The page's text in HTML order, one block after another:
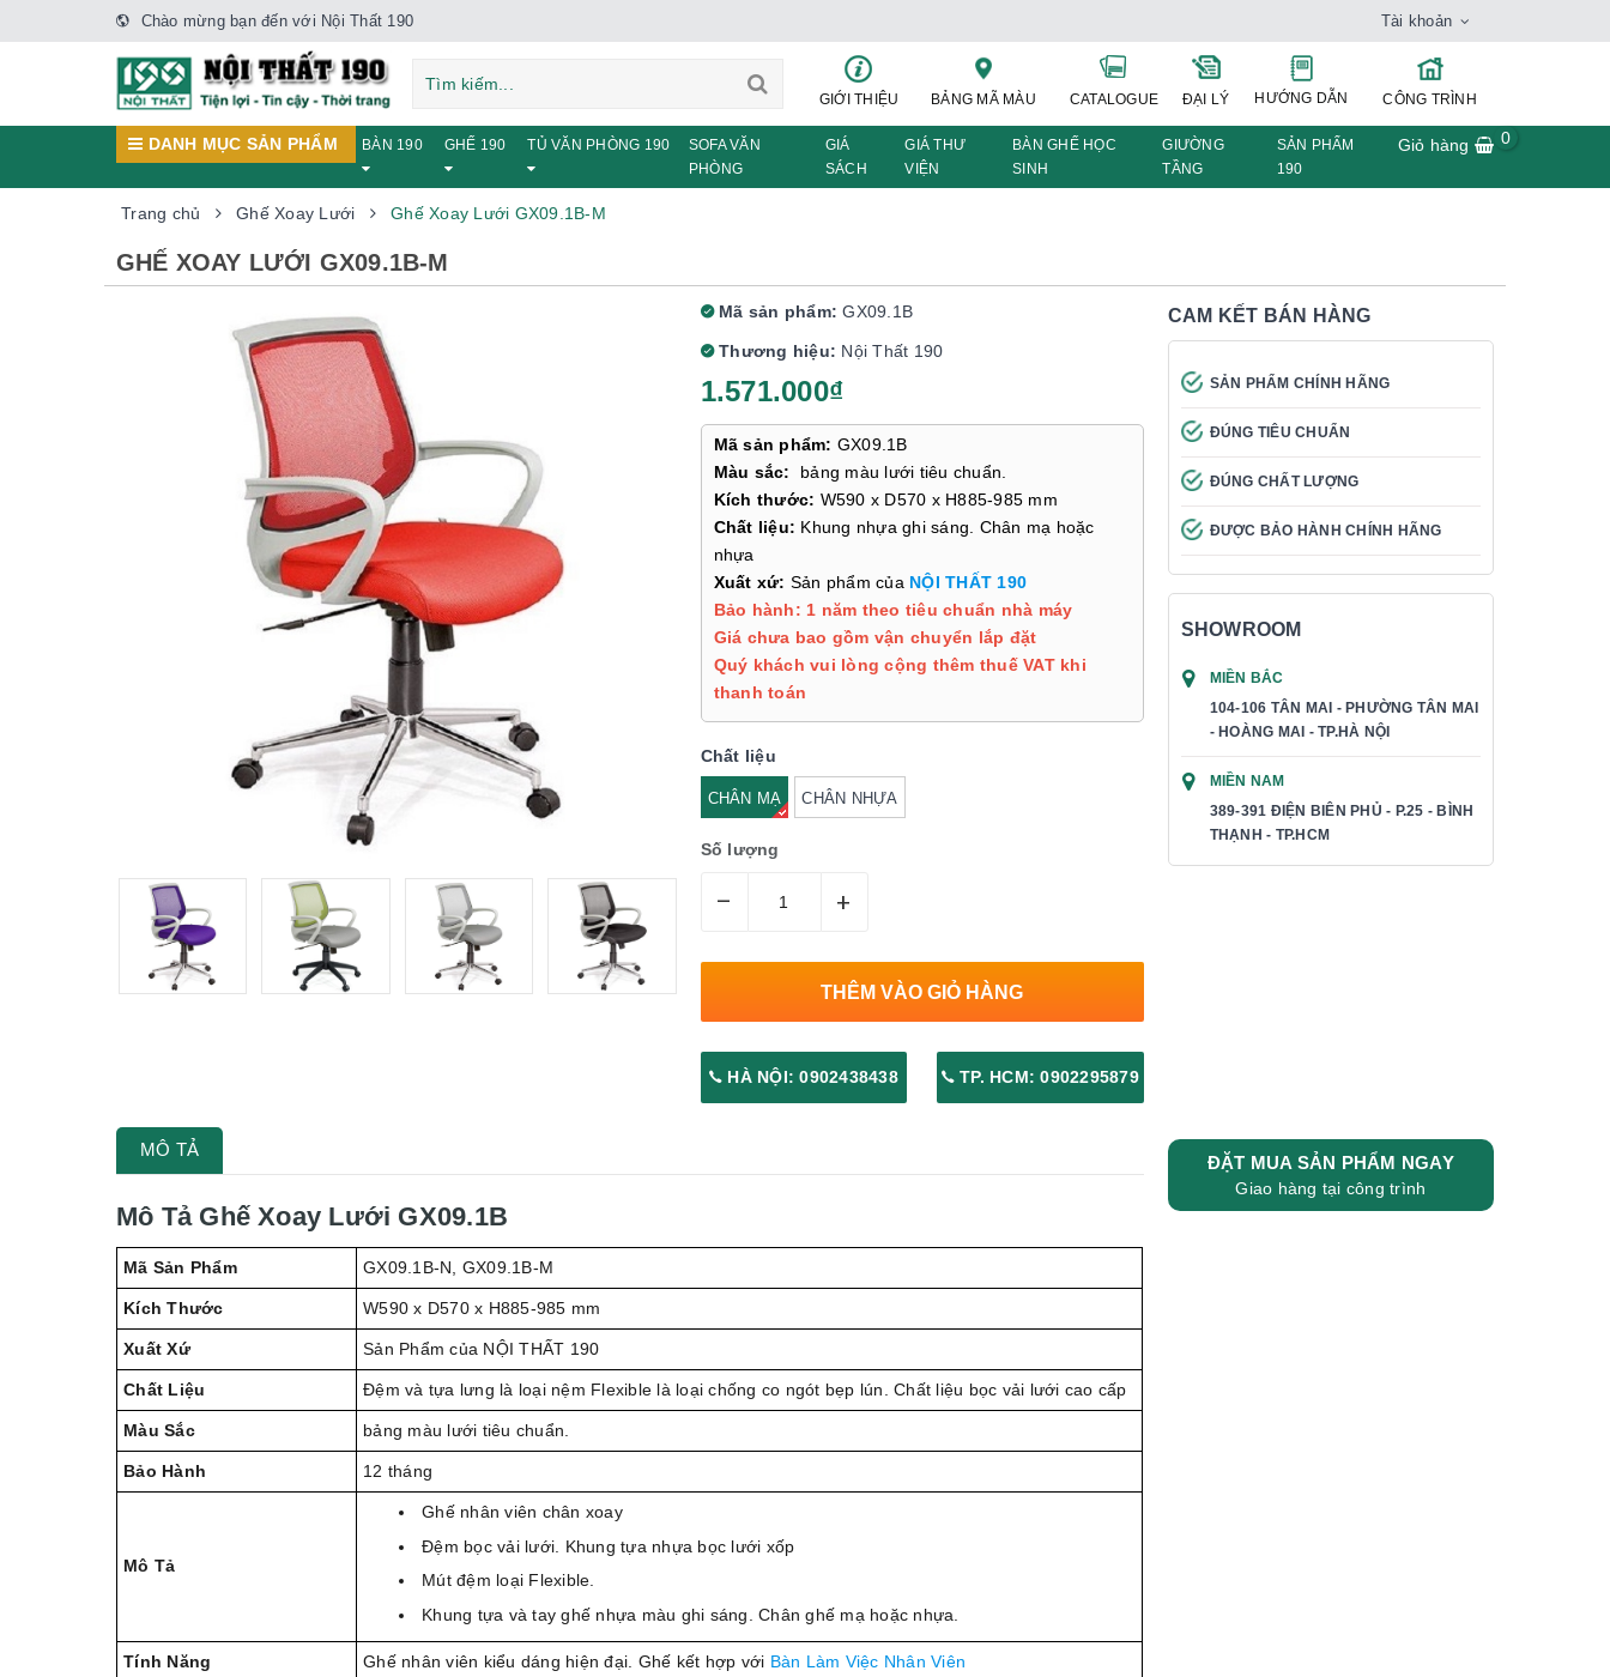
Chào mừng bạn đến với Nội Thất 190 Tài khoản
GIỚI THIỆU BẢNG MÃ MÀU CATALOGUE ĐẠI LÝ HƯỚNG DẪN CÔNG TRÌNH
DANH MỤC SẢN PHẨM BÀN 190 GHẾ 190 TỦ VĂN PHÒNG 190
SOFA VĂN
PHÒNG
GIÁ
SÁCH
GIÁ THƯ
VIỆN
BÀN GHẾ HỌC
SINH
GIƯỜNG
TẦNG
SẢN PHẨM
190
Giỏ hàng 0
Trang chủ Ghế Xoay Lưới Ghế Xoay Lưới GX09.1B-M
GHẾ XOAY LƯỚI GX09.1B-M
Mã sản phẩm: GX09.1B
Thương hiệu: Nội Thất 190
1.571.000₫
Mã sản phẩm: GX09.1B
Màu sắc: bảng màu lưới tiêu chuẩn.
Kích thước: W590 x D570 x H885-985 mm
Chất liệu: Khung nhựa ghi sáng. Chân mạ hoặc
nhựa
Xuất xứ: Sản phẩm của NỘI THẤT 190
Bảo hành: 1 năm theo tiêu chuẩn nhà máy
Giá chưa bao gồm vận chuyển lắp đặt
Quý khách vui lòng cộng thêm thuế VAT khi
thanh toán
Chất liệu
CHÂN MẠ CHÂN NHỰA
Số lượng
– +
THÊM VÀO GIỎ HÀNG
HÀ NỘI: 0902438438 TP. HCM: 0902295879
CAM KẾT BÁN HÀNG
SẢN PHẨM CHÍNH HÃNG
ĐÚNG TIÊU CHUẨN
ĐÚNG CHẤT LƯỢNG
ĐƯỢC BẢO HÀNH CHÍNH HÃNG
SHOWROOM
MIỀN BẮC
104-106 TÂN MAI - PHƯỜNG TÂN MAI
- HOÀNG MAI - TP.HÀ NỘI
MIỀN NAM
389-391 ĐIỆN BIÊN PHỦ - P.25 - BÌNH
THẠNH - TP.HCM
MÔ TẢ
Mô Tả Ghế Xoay Lưới GX09.1B
Mã Sản Phẩm GX09.1B-N, GX09.1B-M
Kích Thước W590 x D570 x H885-985 mm
Xuất Xứ Sản Phẩm của NỘI THẤT 190
Chất Liệu Đệm và tựa lưng là loại nệm Flexible là loại chống co ngót bẹp lún. Chất liệu bọc vải lưới cao cấp
Màu Sắc bảng màu lưới tiêu chuẩn.
Bảo Hành 12 tháng
Mô Tả
Ghế nhân viên chân xoay
Đệm bọc vải lưới. Khung tựa nhựa bọc lưới xốp
Mút đệm loại Flexible.
Khung tựa và tay ghế nhựa màu ghi sáng. Chân ghế mạ hoặc nhựa.
Tính Năng Ghế nhân viên kiểu dáng hiện đại. Ghế kết hợp với Bàn Làm Việc Nhân Viên
ĐẶT MUA SẢN PHẨM NGAY
Giao hàng tại công trình